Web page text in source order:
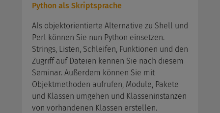
Python als Skriptsprache
Als objektorientierte Alternative zu Shell und
Perl können Sie nun Python einsetzen.
Strings, Listen, Schleifen, Funktionen und den
Zugriff auf Dateien kennen Sie nach diesem
Seminar. Außerdem können Sie mit
Objektmethoden aufrufen, Module, Pakete
und Klassen umgehen und Klasseninstanzen
von vorhandenen Klassen erstellen.